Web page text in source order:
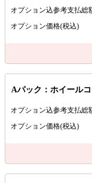
オプション込参考支払総
オプション価格(税込)
Aパック：ホイールコ
オプション込参考支払総
オプション価格(税込)